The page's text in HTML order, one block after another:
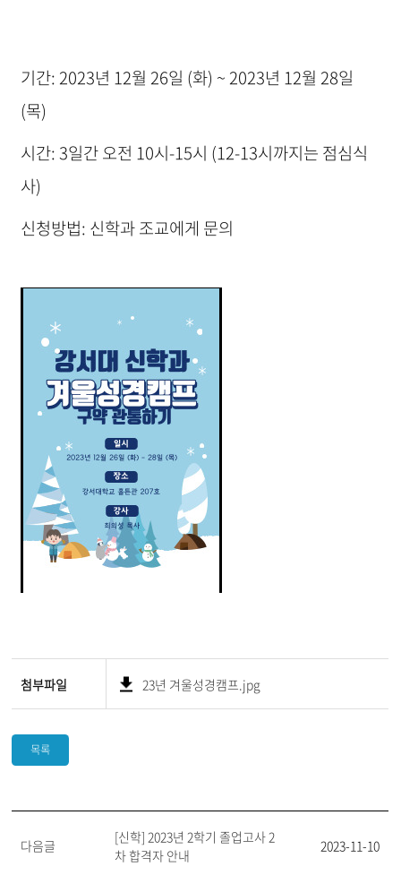
기간: 2023년 12월 26일 (화) ~ 2023년 12월 28일
(목)
시간: 3일간 오전 10시-15시 (12-13시까지는 점심식
사)
신청방법: 신학과 조교에게 문의
첨부파일 23년 겨울성경캠프.jpg
목록
다음글
[신학] 2023년 2학기 졸업고사 2
차 합격자 안내
2023-11-10